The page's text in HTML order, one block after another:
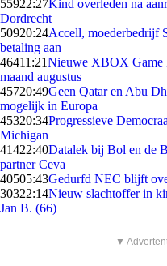
55922:27Kind overleden na
Dordrecht
50920:24Accell, moederbedrijf
betaling aan
46411:21Nieuwe XBOX Game
maand augustus
45720:49Geen Qatar en Abu
mogelijk in Europa
45320:34Progressieve
Michigan
41422:40Datalek bij Bol en de
partner Ceva
40505:43Gedurfd NEC blijft
30322:14Nieuw slachtoffer in
Jan B. (66)
▼